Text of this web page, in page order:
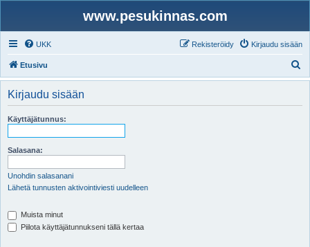
www.pesukinnas.com
UKK Kirjaudu sisään
Rekisteröidy
Etusivu
t
Kirjaudu sisään
Käyttäjätunnus:
Salasana:
Unohdin salasanani
Lähetä tunnusten aktivointiviesti uudelleen
Muista minut
Piilota käyttäjätunnukseni tällä kertaa